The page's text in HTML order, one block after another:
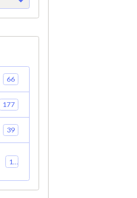
66
177
39